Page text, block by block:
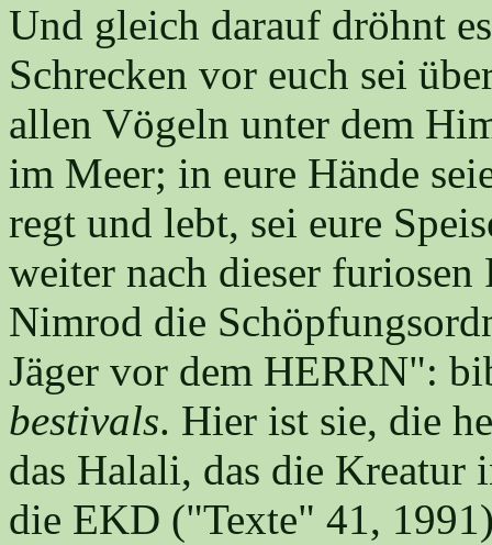
Und gleich darauf dröhnt
Schrecken vor euch sei
allen Vögeln unter dem
im Meer; in eure Hände
regt und lebt, sei eure
weiter nach dieser furiosen
Nimrod die
Jäger vor dem HERRN":
bestivals. Hier ist sie, die
das Halali, das die
die EKD ("Texte" 41,